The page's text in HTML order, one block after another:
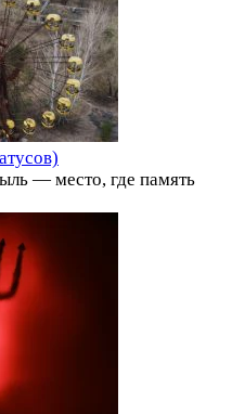
— место, где память